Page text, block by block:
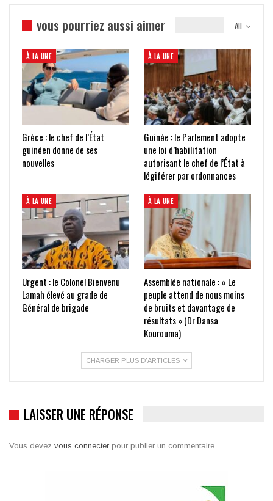
All
vous pourriez aussi aimer
À LA UNE
Grèce : le chef de l’État
guinéen donne de ses
nouvelles
À LA UNE
Guinée : le Parlement adopte
une loi d’habilitation
autorisant le chef de l’État à
légiférer par ordonnances
À LA UNE
Urgent : le Colonel Bienvenu
Lamah élevé au grade de
Général de brigade
À LA UNE
Assemblée nationale : « Le
peuple attend de nous moins
de bruits et davantage de
résultats » (Dr Dansa
Kourouma)
CHARGER PLUS D'ARTICLES
LAISSER UNE RÉPONSE
Vous devez vous connecter pour publier un commentaire.